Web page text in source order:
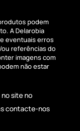
podem
A Delarobia
eventuais erros
referências do
imagens com
não estar
site no
contacte-nos